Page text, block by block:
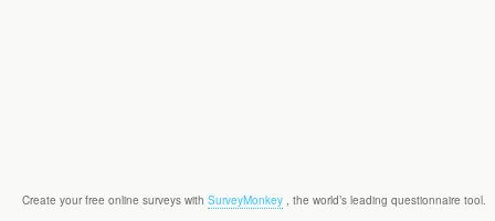
Create your free online surveys with SurveyMonkey , the world’s leading questionnaire tool.